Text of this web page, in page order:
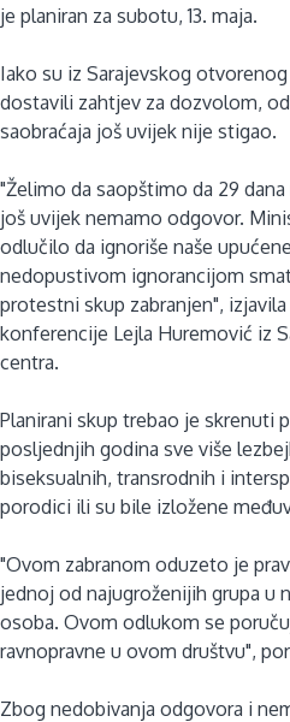
je planiran za subotu, 13. maja.
Iako su iz Sarajevskog
dostavili zahtjev za dozvolom,
saobraćaja još uvijek nije stigao.
"Želimo da saopštimo da 29
još uvijek nemamo odgovor.
odlučilo da ignoriše naše
nedopustivom ignorancijom
protestni skup zabranjen",
konferencije Lejla Huremović iz
centra.
Planirani skup trebao je skrenuti
posljednjih godina sve više
biseksualnih, transrodnih i
porodici ili su bile izložene
"Ovom zabranom oduzeto je
jednoj od najugroženijih grupa u
osoba. Ovom odlukom se
ravnopravne u ovom društvu",
Zbog nedobivanja odgovora i